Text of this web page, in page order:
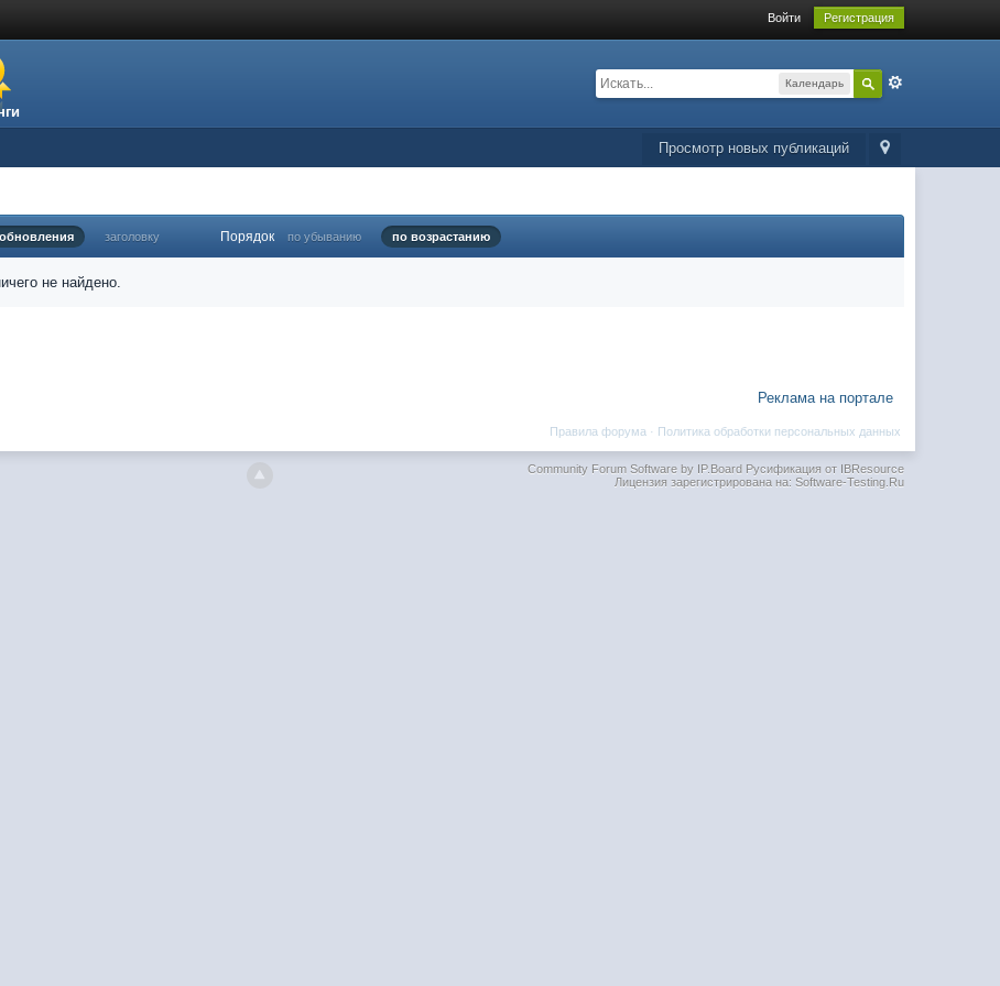
Войти Регистрация
Календарь
Просмотр новых публикаций
обновления заголовку Порядок по убыванию по возрастанию
не найдено.
Реклама на портале
Политика обработки персональных данных
Правила форума ·
Community Forum Software by IP.BoardРусификация от IBResource
Лицензия зарегистрирована на: Software-Testing.Ru